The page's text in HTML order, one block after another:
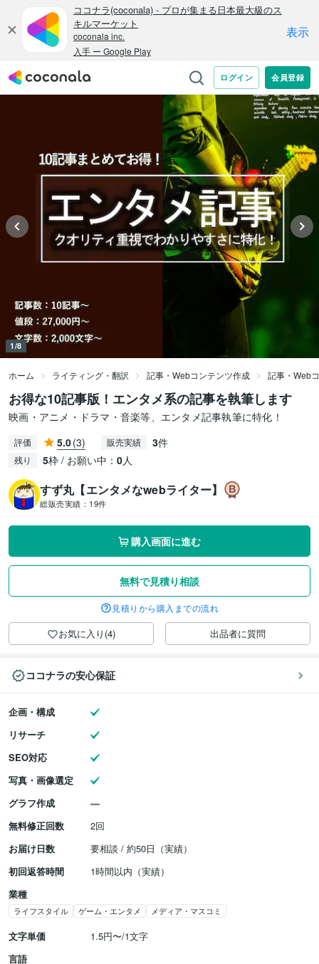
1/8
ホーム ライティング・翻訳 記事・Webコンテンツ作成 記事・Web
お得な10記事版！エンタメ系の記事を執筆します
映画・アニメ・ドラマ・音楽等、エンタメ記事執筆に特化！
評価 5.0(3) 販売実績 3件
残り 5枠 / お願い中： 0人
すず丸【エンタメなwebライター】
総販売実績： 19件
購入画面に進む
無料で見積り相談
見積りから購入までの流れ
お気に入り(4) 出品者に質問
ココナラの安心保証
企画・構成
リサーチ
SEO対応
写真・画像選定
グラフ作成
無料修正回数
2回
お届け日数
要相談 / 約50日（実績）
初回返答時間
1時間以内（実績）
業種
ライフスタイル ゲーム・エンタメ メディア・マスコミ
文字単価
1.5円〜/1文字
言語